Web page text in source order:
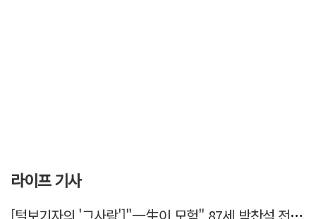
라이프 기사
[털보기자의 '그사람']"一生이 모험" 87세 박찬석 전 경북대 총장